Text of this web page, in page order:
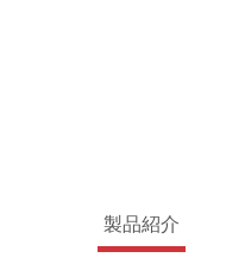
製品紹介